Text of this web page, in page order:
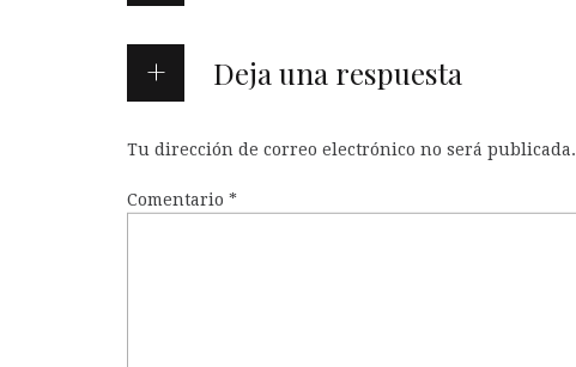
Deja una respuesta
Tu dirección de correo electrónico no será publicada.
Comentario *